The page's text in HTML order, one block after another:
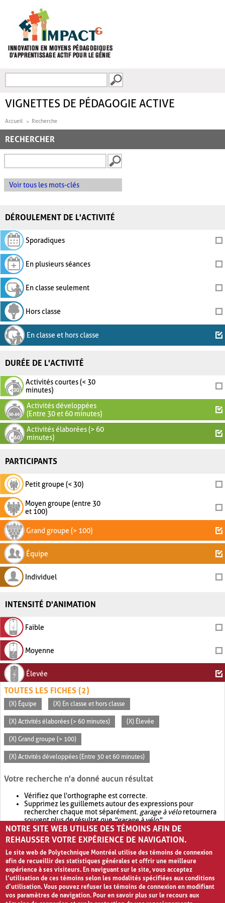
FORMULAIRE DE
VIGNETTES DE PÉDAGOGIE ACTIVE
Accueil Recherche
RECHERCHER
Voir tous les mots-clés
DÉROULEMENT DE L'ACTIVITÉ
Sporadiques
En plusieurs séances
En classe seulement
Hors classe
En classe et hors classe
DURÉE DE L'ACTIVITÉ
Activités courtes (< 30
minutes)
Activités développées
(Entre 30 et 60 minutes)
Activités élaborées (> 60
minutes)
PARTICIPANTS
Petit groupe (< 30)
Moyen groupe (entre 30
et 100)
Grand groupe (> 100)
Équipe
Individuel
INTENSITÉ D'ANIMATION
Faible
Moyenne
Élevée
TOUTES LES FICHES (2)
(X) Équipe (X) En classe et hors classe
(X) Activités élaborées (> 60 minutes) (X) Élevée
(X) Grand groupe (> 100)
(X) Activités développées (Entre 30 et 60 minutes)
Votre recherche n'a donné aucun résultat
Vérifiez que l'orthographe est correcte.
Supprimez les guillemets autour des expressions pour
rechercher chaque mot séparément. garage à véloretournera
souvent plus de résultat que"garage à vélo".
Envisagez d'élargir votre recherche avec OR.garage OR vélo
retournera souvent plus de résultat quegarage à vélo
NOTRE SITE WEB UTILISE DES TÉMOINS AFIN DE
REHAUSSER VOTRE EXPÉRIENCE DE NAVIGATION.
Le site web de Polytechnique Montréal utilise des témoins de connexion
afin de recueillir des statistiques générales et offrir une meilleure
expérience à ses visiteurs. En naviguant sur le site, vous acceptez
l’utilisation de ces témoins selon les modalités spécifiées aux conditions
d’utilisation. Vous pouvez refuser les témoins de connexion en modifiant
vos paramètres de navigation. Pour en savoir plus sur le recours aux